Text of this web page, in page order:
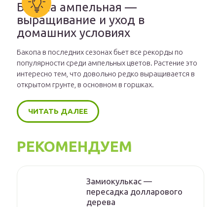
Бакопа ампельная —
выращивание и уход в
домашних условиях
Бакопа в последних сезонах бьет все рекорды по
популярности среди ампельных цветов. Растение это
интересно тем, что довольно редко выращивается в
открытом грунте, в основном в горшках.
ЧИТАТЬ ДАЛЕЕ
РЕКОМЕНДУЕМ
Замиокулькас —
пересадка долларового
дерева